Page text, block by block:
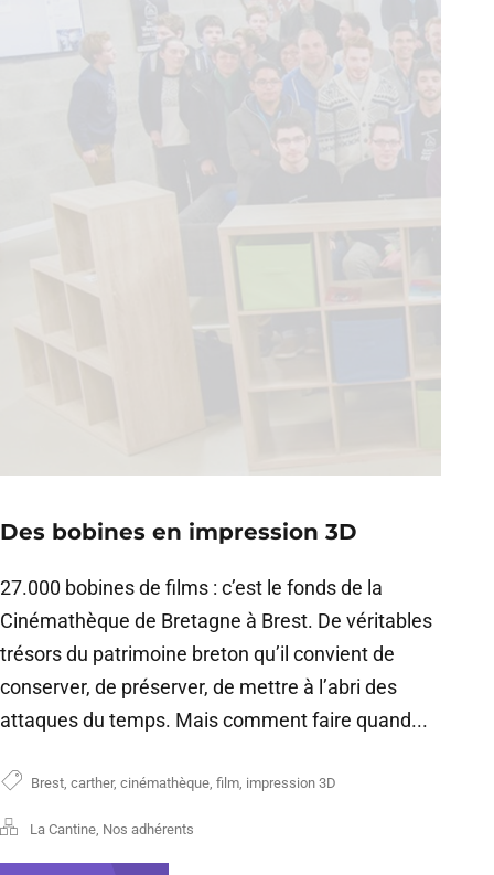
Des bobines en impression 3D
27.000 bobines de films : c’est le fonds de la
Cinémathèque de Bretagne à Brest. De véritables
trésors du patrimoine breton qu’il convient de
conserver, de préserver, de mettre à l’abri des
attaques du temps. Mais comment faire quand...
Brest carther, cinémathèque film impression 3D
La Cantine Nos adhérents